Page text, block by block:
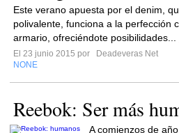
Este verano apuesta por el denim,
polivalente, funciona a la perfección
armario, ofreciéndote posibilidades...
El 23 junio 2015 por
Deadeveras Net
NONE
Reebok: Ser más
A comienzos de